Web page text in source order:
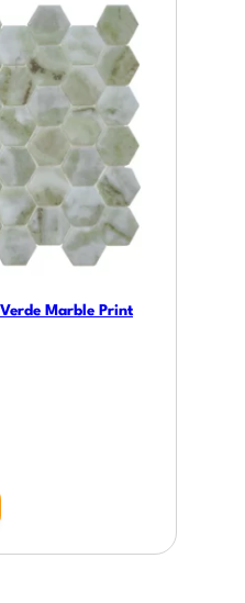
Marble Print